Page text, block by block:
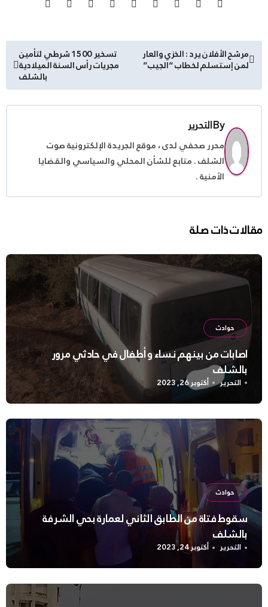
تصفّح
المقالات
مرشح الأفلان يرد : الخزي والعار
لمن إستسلم لخطاب “الجيب”
تسخير 1500 شرطي لتأمين
مجريات رأس السنة الميلادية
بالشلف
Byالتحرير
محرر صحفي لدى ، موقع الجريدة الإلكترونية صوت
الشلف . متابع للشأن المحلي والسياسي والقضايا
الأمنية .
مقالات ذات صلة
حوادث
اصابات من بينهم نساء و أطفال في حادثي مرور
بالشلف
التحرير أكتوبر 26, 2023
حوادث
سقوط فتاة من الطابق الثاني لعمارة بحي الشرفة
بالشلف
التحرير أكتوبر 24, 2023